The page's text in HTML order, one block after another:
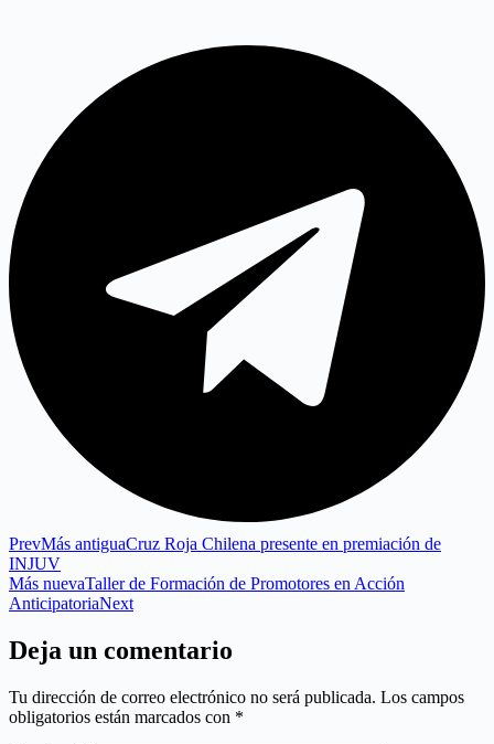
PrevMás antiguaCruz Roja Chilena presente en premiación de
INJUV
Más nuevaTaller de Formación de Promotores en Acción
AnticipatoriaNext
Deja un comentario
Tu dirección de correo electrónico no será publicada. Los campos
obligatorios están marcados con *